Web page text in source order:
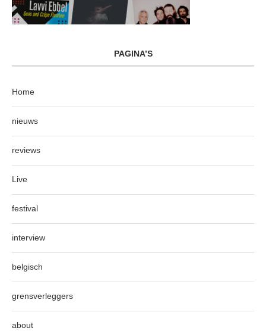
PAGINA’S
Home
nieuws
reviews
Live
festival
interview
belgisch
grensverleggers
about